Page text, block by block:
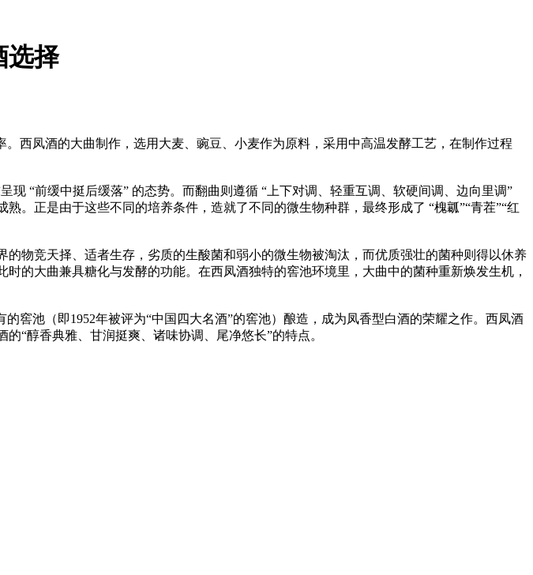
选择
西凤酒的大曲制作，选用大麦、豌豆、小麦作为原料，采用中高温发酵工艺，在制作过程
“前缓中挺后缓落” 的态势。而翻曲则遵循 “上下对调、轻重互调、软硬间调、边向里调”
。正是由于这些不同的培养条件，造就了不同的微生物种群，最终形成了 “槐瓤”“青茬”“红
物竞天择、适者生存，劣质的生酸菌和弱小的微生物被淘汰，而优质强壮的菌种则得以休养
的大曲兼具糖化与发酵的功能。在西凤酒独特的窖池环境里，大曲中的菌种重新焕发生机，
窖池（即1952年被评为“中国四大名酒”的窖池）酿造，成为凤香型白酒的荣耀之作。西凤酒
“醇香典雅、甘润挺爽、诸味协调、尾净悠长”的特点。